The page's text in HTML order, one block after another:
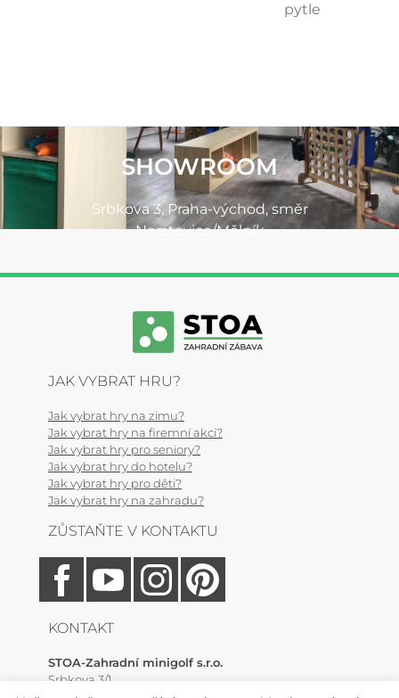
pytle
SHOWROOM
Srbkova 3, Praha-východ, směr
Neratovice/Mělník
JAK VYBRAT HRU?
Jak vybrat hry na zimu?
Jak vybrat hry na firemní akci?
Jak vybrat hry pro seniory?
Jak vybrat hry do hotelu?
Jak vybrat hry pro děti?
Jak vybrat hry na zahradu?
ZŮSTAŇTE V KONTAKTU
KONTAKT
STOA-Zahradní minigolf s.r.o.
Srbkova 3/1